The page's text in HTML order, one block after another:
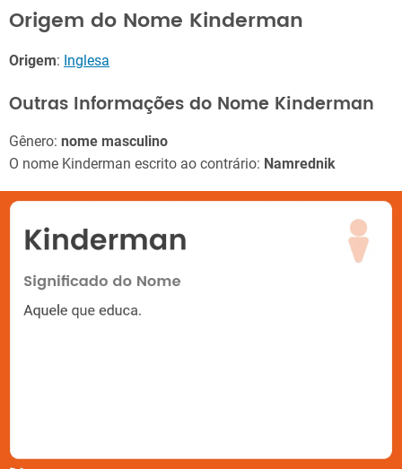
Origem do Nome Kinderman
Origem: Inglesa
Outras Informações do Nome Kinderman
Gênero: nome masculino
O nome Kinderman escrito ao contrário: Namrednik